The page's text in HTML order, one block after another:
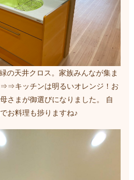
の天井クロス。家族みんなが集ま
キッチンは明るいオレンジ！お
さまが御選びになりました。 自
お料理も捗りますね♪